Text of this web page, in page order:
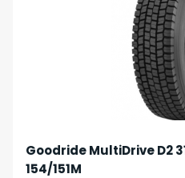
Goodride MultiDrive D2
154/151M